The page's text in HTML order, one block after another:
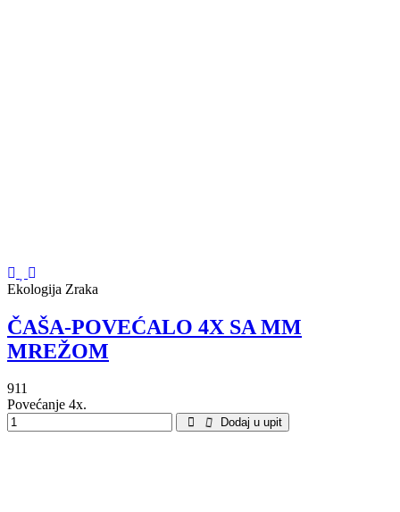
Ekologija Zraka
ČAŠA-POVEĆALO 4X SA MM
MREŽOM
911
Povećanje 4x.
Dodaj u upit